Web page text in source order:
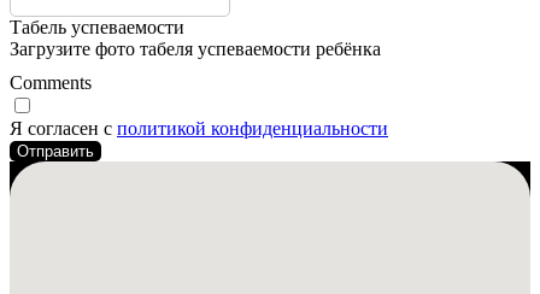
Табель успеваемости
Загрузите фото табеля успеваемости ребёнка
Comments
Я согласен с политикой конфиденциальности
Отправить